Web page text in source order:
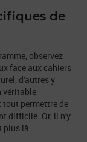
de
observez
face aux cahiers
d'autres y
véritable
tout permettre de
difficile. Or, il n'y
plus là.